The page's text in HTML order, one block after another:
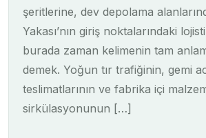
şeritlerine, dev depolama
Yakası’nın giriş noktalarındaki
burada zaman kelimenin tam
demek. Yoğun tır trafiğinin, gemi
teslimatlarının ve fabrika içi
sirkülasyonunun […]